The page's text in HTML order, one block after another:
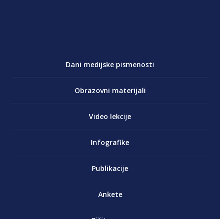
Dani medijske pismenosti
Obrazovni materijali
Video lekcije
Infografike
Publikacije
Ankete